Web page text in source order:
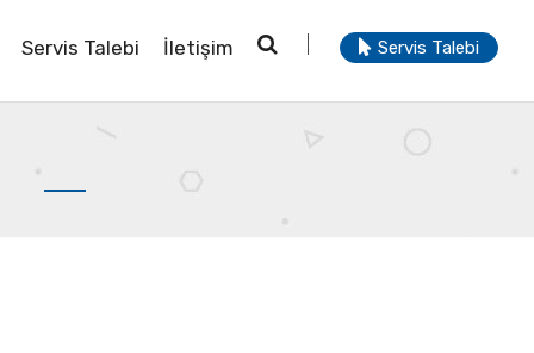
Servis Talebi İletişim Servis Talebi